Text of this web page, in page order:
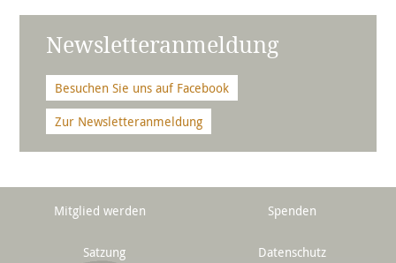
Newsletteranmeldung
Besuchen Sie uns auf Facebook
Zur Newsletteranmeldung
Mitglied werden Spenden
Satzung Datenschutz